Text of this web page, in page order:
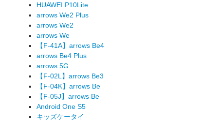
HUAWEI P10Lite
arrows We2 Plus
arrows We2
arrows We
【F-41A】arrows Be4
arrows Be4 Plus
arrows 5G
【F-02L】arrows Be3
【F-04K】arrows Be
【F-05J】arrows Be
Android One S5
キッズケータイ